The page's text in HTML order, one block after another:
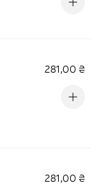
281,00 ₴
281,00 ₴